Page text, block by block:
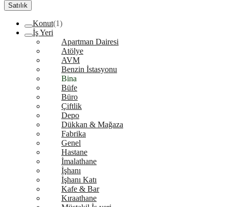
Satılık
Konut(1)
İş Yeri
Apartman Dairesi
Atölye
AVM
Benzin İstasyonu
Bina
Büfe
Büro
Çiftlik
Depo
Dükkan & Mağaza
Fabrika
Genel
Hastane
İmalathane
İşhanı
İşhanı Katı
Kafe & Bar
Kıraathane